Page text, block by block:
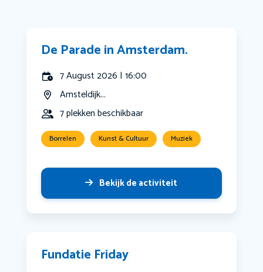
De Parade in Amsterdam.
7 August 2026 | 16:00
Amsteldijk...
7 plekken beschikbaar
Borrelen Kunst & Cultuur Muziek
Bekijk de activiteit
Fundatie Friday